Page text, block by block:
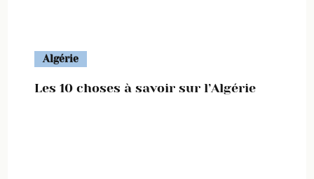
Algérie
Les 10 choses à savoir sur l’Algérie